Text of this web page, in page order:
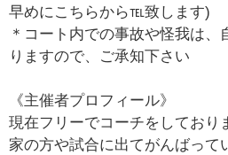
早めにこちらから℡致します)
＊コート内での事故や怪我は
りますので、ご承知下さい
《主催者プロフィール》
現在フリーでコーチをしており
家の方や試合に出てがんばって